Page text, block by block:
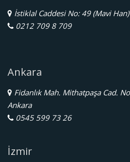
İstiklal Caddesi No: 49 (Mavi
0212 709 8 709
Ankara
Fidanlık Mah. Mithatpaşa Cad.
Ankara
0545 599 73 26
İzmir